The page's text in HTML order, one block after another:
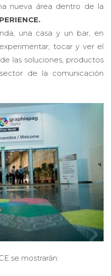
nueva área dentro de la
una casa y un bar, en
tocar y ver el
las soluciones, productos
de la comunicación
se mostrarán: